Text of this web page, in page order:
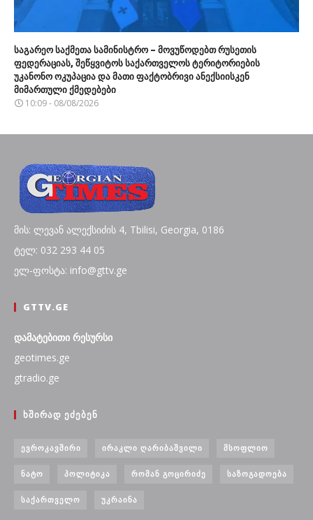
საგარეო საქმეთა სამინისტრო – მოვუწოდებთ რუსეთის
ფედერაციას, შეწყვიტოს საქართველოს ტერიტორიების
უკანონო ოკუპაცია და მათი ფაქტობრივი ანექსიისკენ
მიმართული ქმედებები
10:09 - 08/08/2026
მის: ლევან ალექსიძის 4, Tbilisi, Georgia, 0186
ტელ: 032 293 44 05
ელ-ფოსტა: info@gttv.ge
GTTV.GE
დამატებითი რესურსი
geotimes.ge
gtradio.ge
ᲮᲨᲘᲠᲐᲓ ᲔᲫᲔᲑᲔᲜ
ᲔᲕᲠᲝᲙᲐᲕᲨᲘᲠᲘ ᲘᲠᲐᲙᲚᲘ ᲦᲐᲠᲘᲑᲐᲨᲕᲘᲚᲘ ᲛᲡᲝᲤᲚᲘᲝ
ᲜᲐᲢᲝ ᲞᲝᲚᲘᲢᲘᲙᲐ ᲠᲝᲛᲐᲜ ᲒᲝᲪᲘᲠᲘᲫᲔ ᲡᲐᲖᲝᲒᲐᲓᲝᲔᲑᲐ
ᲡᲐᲥᲐᲠᲗᲕᲔᲚᲝ ᲣᲙᲠᲐᲘᲜᲐ